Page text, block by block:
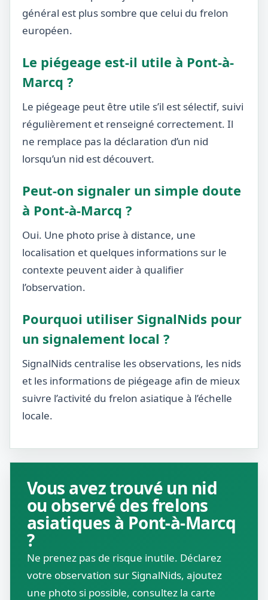
général est plus sombre que celui du frelon
européen.
Le piégeage est-il utile à Pont-à-
Marcq ?
Le piégeage peut être utile s’il est sélectif, suivi
régulièrement et renseigné correctement. Il
ne remplace pas la déclaration d’un nid
lorsqu’un nid est découvert.
Peut-on signaler un simple doute
à Pont-à-Marcq ?
Oui. Une photo prise à distance, une
localisation et quelques informations sur le
contexte peuvent aider à qualifier
l’observation.
Pourquoi utiliser SignalNids pour
un signalement local ?
SignalNids centralise les observations, les nids
et les informations de piégeage afin de mieux
suivre l’activité du frelon asiatique à l’échelle
locale.
Vous avez trouvé un nid
ou observé des frelons
asiatiques à Pont-à-Marcq
?
Ne prenez pas de risque inutile. Déclarez
votre observation sur SignalNids, ajoutez
une photo si possible, consultez la carte